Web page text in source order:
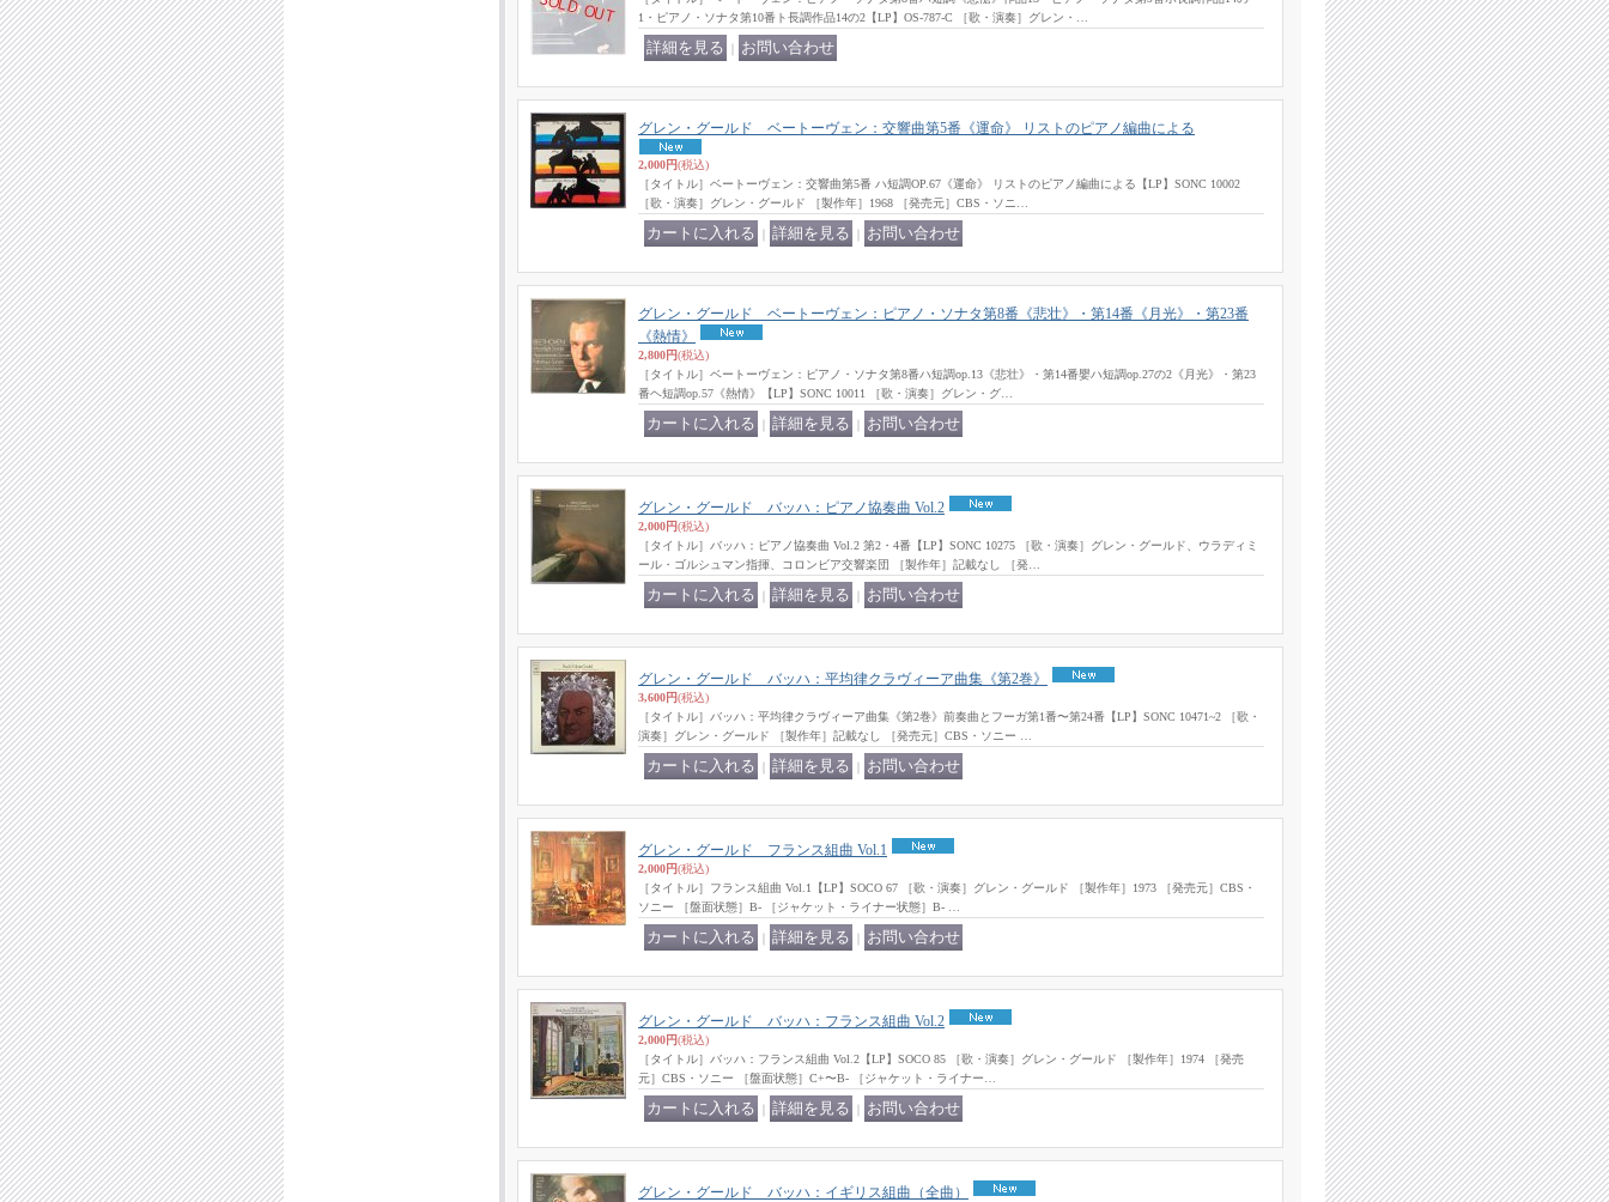
1・ピアノ・ソナタ第10番ト長調作品14の2【LP】OS-787-C ［歌・演奏］グレン・…
グレン・グールド ベートーヴェン：交響曲第5番《運命》 リストのピアノ編曲による
2,000円(税込)
［タイトル］ベートーヴェン：交響曲第5番 ハ短調OP.67《運命》 リストのピアノ編曲による【LP】SONC 10002
［歌・演奏］グレン・グールド ［製作年］1968 ［発売元］CBS・ソニ…
グレン・グールド ベートーヴェン：ピアノ・ソナタ第8番《悲壮》・第14番《月光》・第23番
《熱情》
2,800円(税込)
［タイトル］ベートーヴェン：ピアノ・ソナタ第8番ハ短調op.13《悲壮》・第14番嬰ハ短調op.27の2《月光》・第23
番ヘ短調op.57《熱情》【LP】SONC 10011 ［歌・演奏］グレン・グ…
グレン・グールド バッハ：ピアノ協奏曲 Vol.2
2,000円(税込)
［タイトル］バッハ：ピアノ協奏曲 Vol.2 第2・4番【LP】SONC 10275 ［歌・演奏］グレン・グールド、ウラディミ
ール・ゴルシュマン指揮、コロンビア交響楽団 ［製作年］記載なし ［発…
グレン・グールド バッハ：平均律クラヴィーア曲集《第2巻》
3,600円(税込)
［タイトル］バッハ：平均律クラヴィーア曲集《第2巻》前奏曲とフーガ第1番〜第24番【LP】SONC 10471~2 ［歌・
演奏］グレン・グールド ［製作年］記載なし ［発売元］CBS・ソニー …
グレン・グールド フランス組曲 Vol.1
2,000円(税込)
［タイトル］フランス組曲 Vol.1【LP】SOCO 67 ［歌・演奏］グレン・グールド ［製作年］1973 ［発売元］CBS・
ソニー ［盤面状態］B- ［ジャケット・ライナー状態］B- …
グレン・グールド バッハ：フランス組曲 Vol.2
2,000円(税込)
［タイトル］バッハ：フランス組曲 Vol.2【LP】SOCO 85 ［歌・演奏］グレン・グールド ［製作年］1974 ［発売
元］CBS・ソニー ［盤面状態］C+〜B- ［ジャケット・ライナー…
グレン・グールド バッハ：イギリス組曲（全曲）